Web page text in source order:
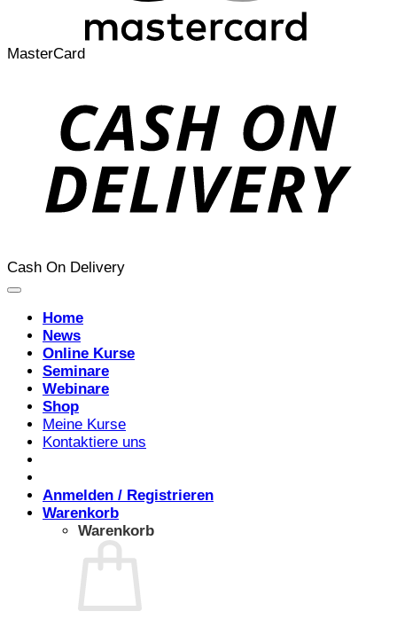
MasterCard
Cash On Delivery
Home
News
Online Kurse
Seminare
Webinare
Shop
Meine Kurse
Kontaktiere uns
Anmelden / Registrieren
Warenkorb
Warenkorb